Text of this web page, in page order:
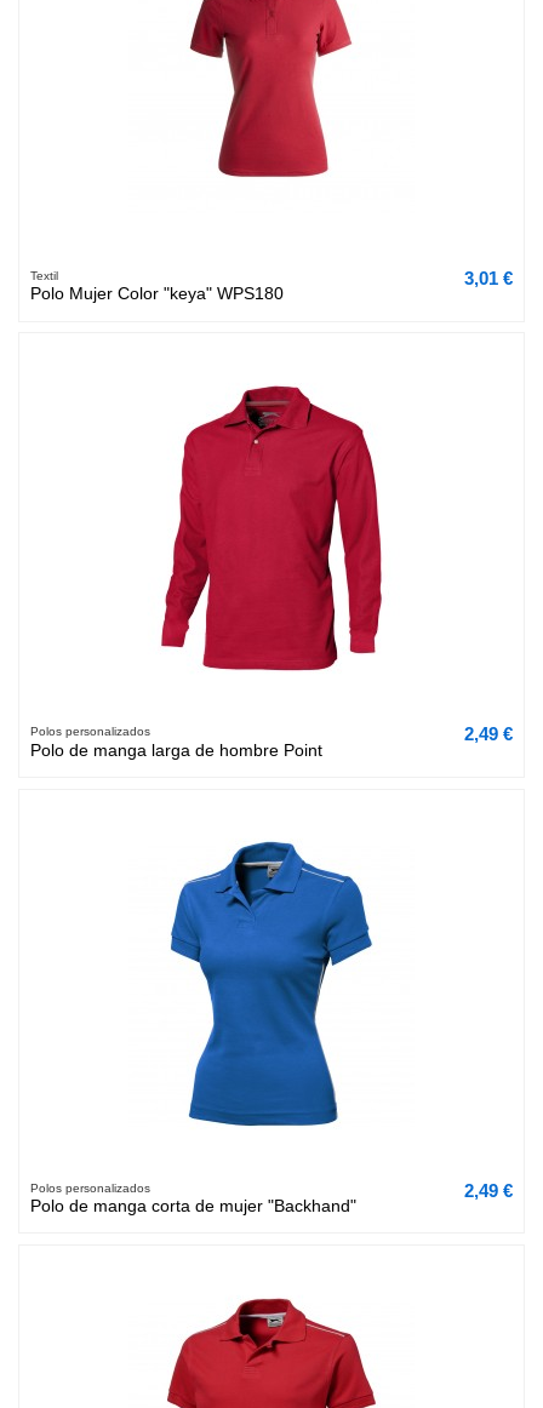
Textil
Polo Mujer Color "keya" WPS180
3,01 €
Polos personalizados
Polo de manga larga de hombre Point
2,49 €
Polos personalizados
Polo de manga corta de mujer "Backhand"
2,49 €